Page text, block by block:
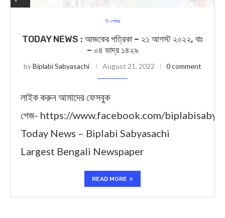
ই-পেপার
TODAY NEWS : আজকের পত্রিকা – ২১ আগস্ট ২০২২, বাঃ
– ০৪ ভাদ্র ১৪২৯
byBiplabi Sabyasachi August 21, 2022 0 comment
লাইক করুন আমাদের ফেসবুক
পেজ- https://www.facebook.com/
Today News – Biplabi Sabyasachi
Largest Bengali Newspaper
READ MORE